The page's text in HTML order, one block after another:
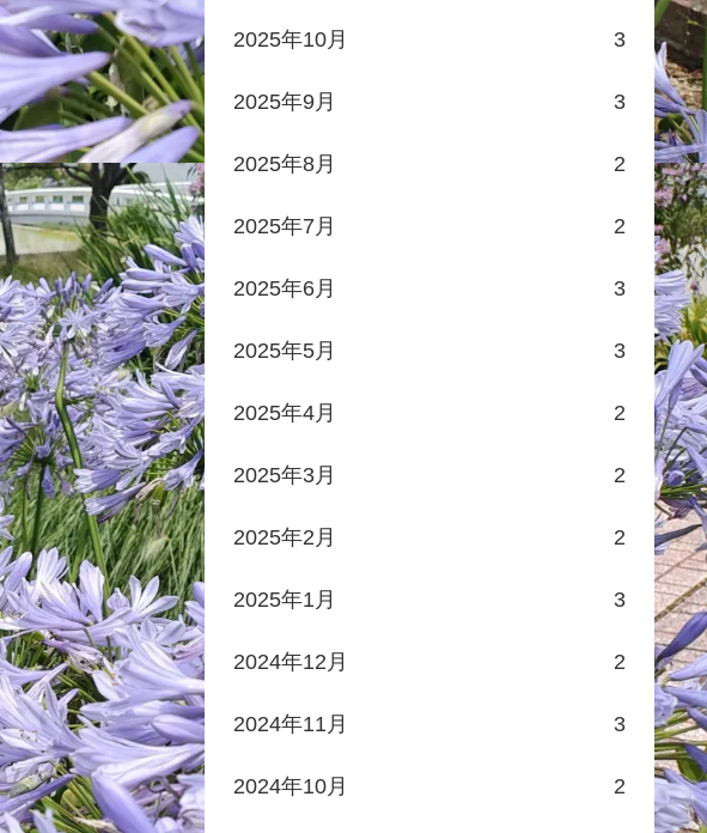
2025年10月 3
2025年9月 3
2025年8月 2
2025年7月 2
2025年6月 3
2025年5月 3
2025年4月 2
2025年3月 2
2025年2月 2
2025年1月 3
2024年12月 2
2024年11月 3
2024年10月 2